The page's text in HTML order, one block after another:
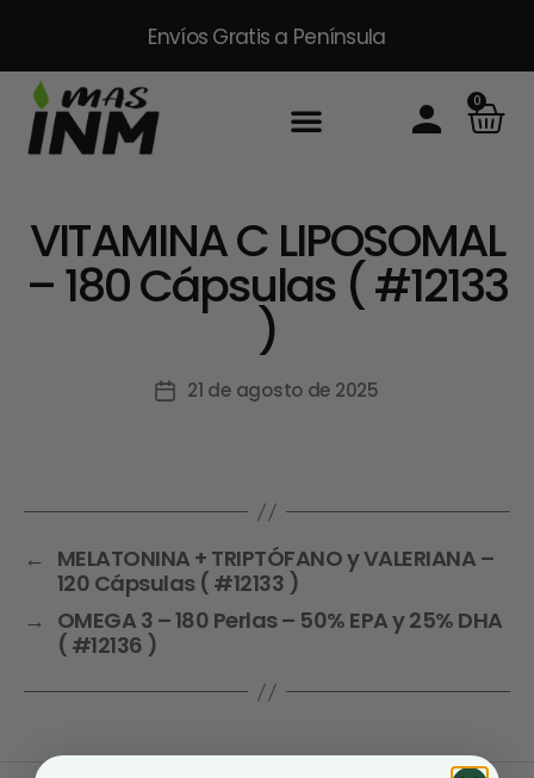
Envíos Gratis a Península
0
VITAMINA C LIPOSOMAL
– 180 Cápsulas ( #12133
)
21 de agosto de 2025
← MELATONINA + TRIPTÓFANO y VALERIANA –
120 Cápsulas ( #12133 )
→ OMEGA 3 – 180 Perlas – 50% EPA y 25% DHA
( #12136 )